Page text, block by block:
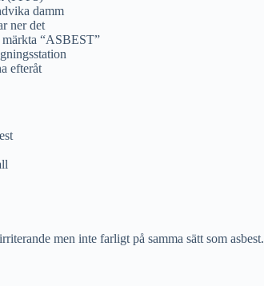
damm
ner det
märkta “ASBEST”
efteråt
men inte farligt på samma sätt som asbest.